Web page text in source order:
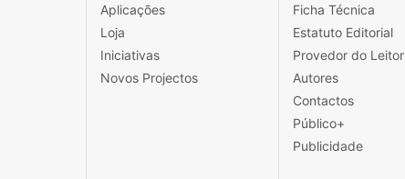
Aplicações
Loja
Iniciativas
Novos Projectos
Ficha Técnica
Estatuto Editorial
Provedor do Leitor
Autores
Contactos
Público+
Publicidade